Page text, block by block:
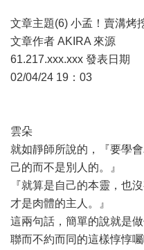
文章主題(6) 小孟！賣溝烤
文章作者 AKIRA 來源
61.217.xxx.xxx 發表日期
02/04/24 19：03
雲朵
就如靜師所說的，『要學
己的而不是別人的。』
『就算是自己的本靈，也
才是肉體的主人。』
這兩句話，簡單的說就是
聯而不約而同的這樣惇惇囑